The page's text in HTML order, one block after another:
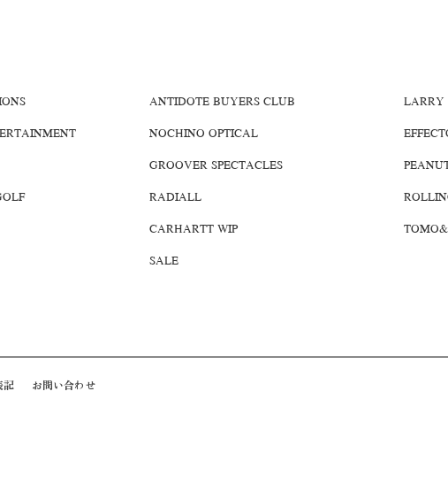
ANTIDOTE BUYERS CLUB
NOCHINO OPTICAL
GROOVER SPECTACLES
RADIALL
CARHARTT WIP
SALE
LARRY
記 お問い合わせ